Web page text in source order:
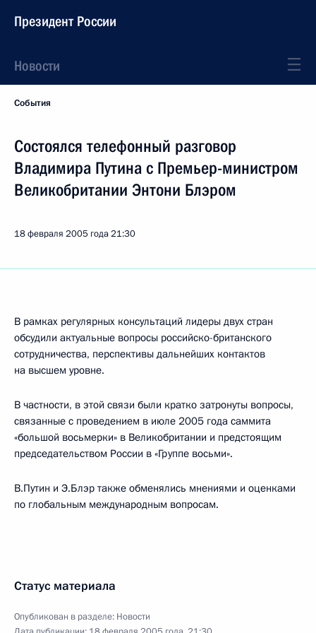
Президент России
Новости
События
Состоялся телефонный разговор
Владимира Путина с Премьер-министром
Великобритании Энтони Блэром
18 февраля 2005 года21:30
В рамках регулярных консультаций лидеры двух стран
обсудили актуальные вопросы российско-британского
сотрудничества, перспективы дальнейших контактов
на высшем уровне.
В частности, в этой связи были кратко затронуты вопросы,
связанные с проведением в июле 2005 года саммита
«большой восьмерки» в Великобритании и предстоящим
председательством России в «Группе восьми».
В.Путин и Э.Блэр также обменялись мнениями и оценками
по глобальным международным вопросам.
Статус материала
Опубликован в разделе: Новости